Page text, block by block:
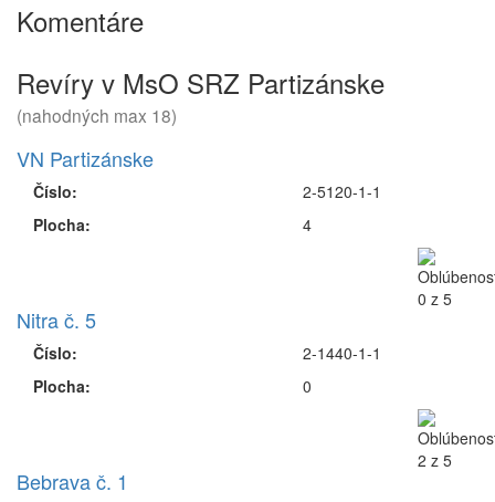
Komentáre
Revíry v MsO SRZ Partizánske
(nahodných max 18)
VN Partizánske
Číslo:
Plocha:
2-5120-1-1
4
Nitra č. 5
Číslo:
Plocha:
2-1440-1-1
0
Bebrava č. 1